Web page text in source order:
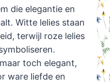
die elegantie en
Witte lelies staan
terwijl roze lelies
toch elegant,
ware liefde en